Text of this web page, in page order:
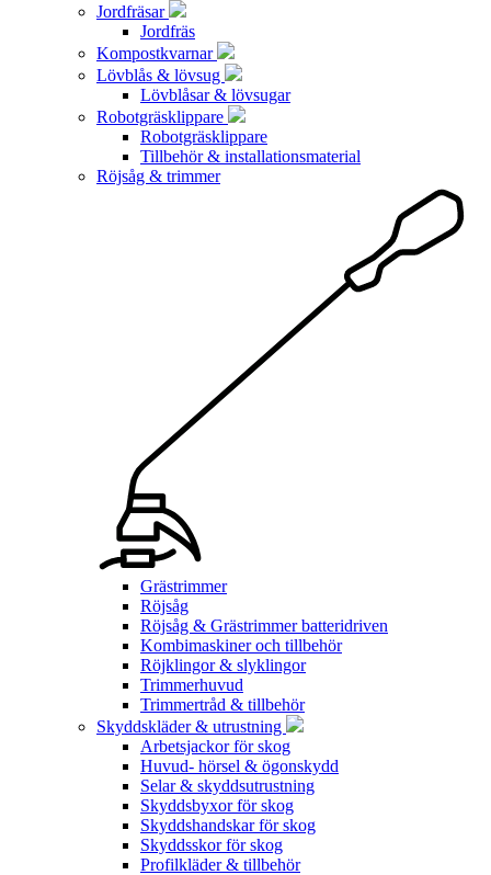
Jordfräsar
Jordfräs
Kompostkvarnar
Lövblås & lövsug
Lövblåsar & lövsugar
Robotgräsklippare
Robotgräsklippare
Tillbehör & installationsmaterial
Röjsåg & trimmer
Grästrimmer
Röjsåg
Röjsåg & Grästrimmer batteridriven
Kombimaskiner och tillbehör
Röjklingor & slyklingor
Trimmerhuvud
Trimmertråd & tillbehör
Skyddskläder & utrustning
Arbetsjackor för skog
Huvud- hörsel & ögonskydd
Selar & skyddsutrustning
Skyddsbyxor för skog
Skyddshandskar för skog
Skyddsskor för skog
Profilkläder & tillbehör